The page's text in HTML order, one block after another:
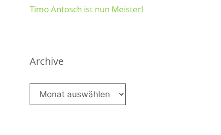
Timo Antosch ist nun Meister!
Archive
Archive